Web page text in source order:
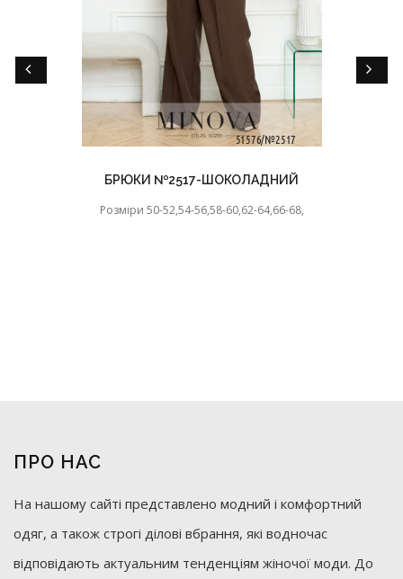
БРЮКИ №2517-ШОКОЛАДНИЙ
Розміри 50-52,54-56,58-60,62-64,66-68,
ПРО НАС
На нашому сайті представлено модний і комфортний
одяг, а також строгі ділові вбрання, які водночас
відповідають актуальним тенденціям жіночої моди. До